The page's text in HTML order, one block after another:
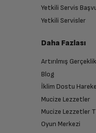
Yetkili Servis
Yetkili Servisler
Daha Fazlası
Artırılmış
Blog
İklim Dostu
Mucize Lezzetler
Mucize Lezzetler
Oyun Merkezi